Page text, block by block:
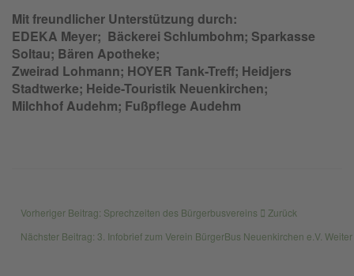
Mit freundlicher Unterstützung durch:
EDEKA Meyer; Bäckerei Schlumbohm; Sparkasse
Soltau; Bären Apotheke;
Zweirad Lohmann; HOYER Tank-Treff; Heidjers
Stadtwerke; Heide-Touristik Neuenkirchen;
Milchhof Audehm; Fußpflege Audehm
Vorheriger Beitrag: Sprechzeiten des Bürgerbusvereins
Zurück
Nächster Beitrag: 3. Infobrief zum Verein BürgerBus Neuenkirchen e.V. Weiter